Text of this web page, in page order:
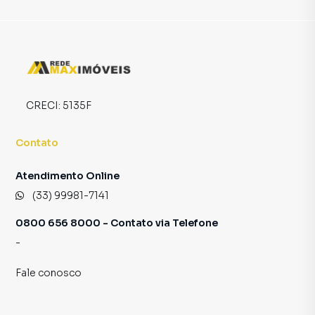
consequência uma maior chance de vender ou alugar seu
programadores, corretores treinados e uma central de
CRECI: 5135F
Contato
Atendimento Online
(33) 99981-7141
0800 656 8000 - Contato via Telefone
-
Fale conosco